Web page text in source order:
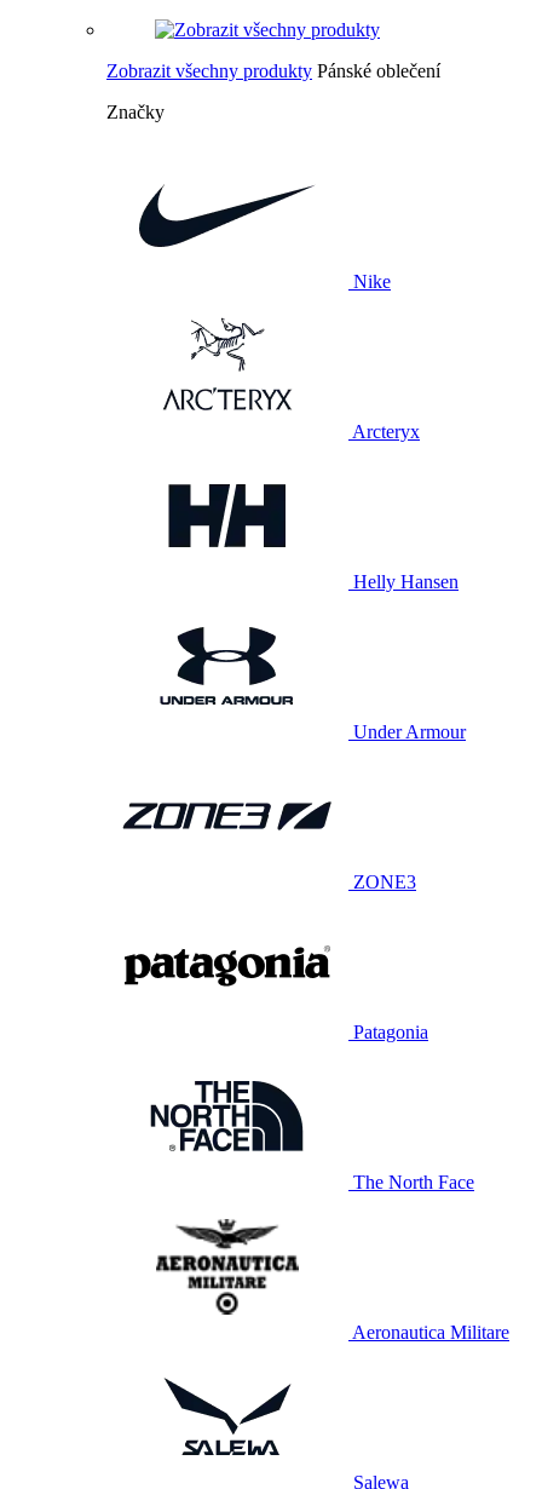
Zobrazit všechny produkty Pánské oblečení
Značky
Nike
Arcteryx
Helly Hansen
Under Armour
ZONE3
Patagonia
The North Face
Aeronautica Militare
Salewa